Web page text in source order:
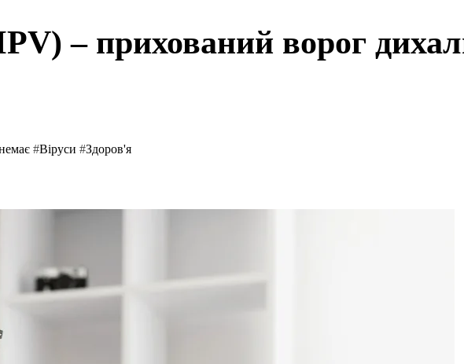
– прихований ворог
#Віруси #Здоров'я